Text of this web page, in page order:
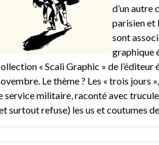
d’un autre
parisien et
sont
graphique
« Scali Graphic » de l’éditeur
Le thème ? Les « trois jours
service militaire, raconté avec
surtout refuse) les us et coutumes